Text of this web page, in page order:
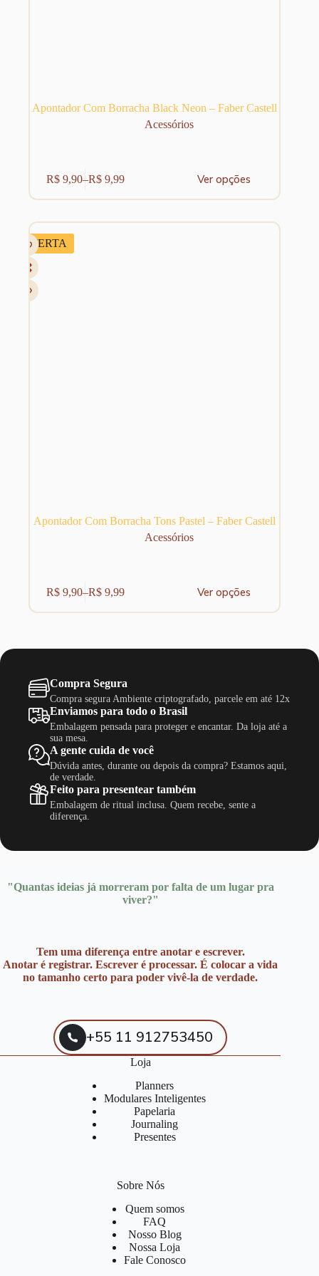
Apontador Com Borracha Black Neon – Faber Castell
Acessórios
R$9,90–R$9,99
Faixa
de
R$ 9,90
Ver opções
produto
tem
variantes.
As
opções
podem
ser
escolhidas
OFERTA
Apontador Com Borracha Tons Pastel – Faber Castell
Acessórios
R$9,90–R$9,99
Faixa
de
através
Ver opções
produto
tem
As
ser
escolhidas
na
página
produto
Compra Segura
Compra segura Ambiente criptografado, parcele em até 12x
Enviamos para todo o Brasil
Embalagem pensada para proteger e encantar. Da loja até a
sua mesa.
A gente cuida de você
Dúvida antes, durante ou depois da compra? Estamos aqui,
de verdade.
Feito para presentear também
Embalagem de ritual inclusa. Quem recebe, sente a
diferença.
"Quantas ideias já morreram por falta de um lugar pra
viver?"
Tem uma diferença entre anotar e escrever.
Anotar é registrar. Escrever é processar. É colocar a vida
no tamanho certo para poder vivê-la de verdade.
+55 11 912753450
Loja
Planners
Modulares Inteligentes
Papelaria
Journaling
Presentes
Sobre Nós
Quem somos
FAQ
Nosso Blog
Nossa Loja
Fale Conosco